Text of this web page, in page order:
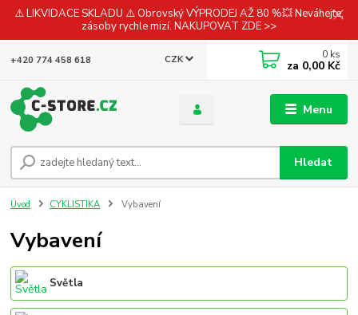
⚠️ LIKVIDACE SKLADU ⚠️ Obrovský VÝPRODEJ AŽ 80 %💥 Neváhejte,
zásoby rychle mizí. NAKUPOVAT ZDE >>
Menu
CZK
Hledat
+420 774 458 618 0 ks
za 0,00 Kč
Úvod CYKLISTIKA Vybavení
Vybavení
Světla